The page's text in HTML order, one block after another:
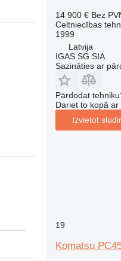
14 900 € Bez
Celtniecības
1999
Latvija
IGAS SG SIA
Sazināties ar
Pārdodat
Dariet to kopā ar
Izvietot
19
Komatsu